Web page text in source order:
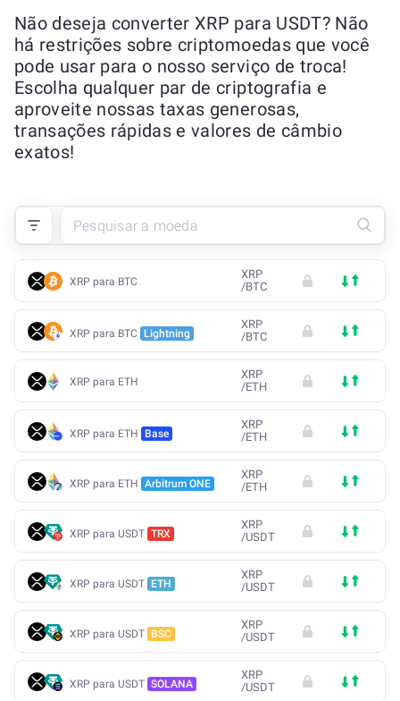
Não deseja converter XRP para USDT? Não
há restrições sobre criptomoedas que você
pode usar para o nosso serviço de troca!
Escolha qualquer par de criptografia e
aproveite nossas taxas generosas,
transações rápidas e valores de câmbio
exatos!
XRP para BTC
XRP
/BTC
XRP para BTC Lightning
XRP
/BTC
XRP para ETH
XRP
/ETH
XRP para ETH Base
XRP
/ETH
XRP para ETH Arbitrum ONE
XRP
/ETH
XRP para USDT TRX
XRP
/USDT
XRP para USDT ETH
XRP
/USDT
XRP para USDT BSC
XRP
/USDT
XRP para USDT SOLANA
XRP
/USDT